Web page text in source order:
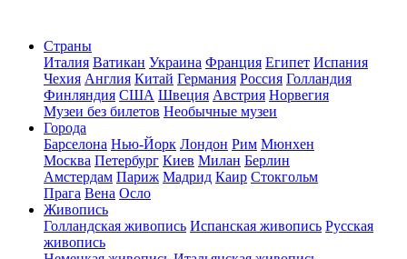
Страны
Италия Ватикан Украина Франция Египет Испания
Чехия Англия Китай Германия Россия Голландия
Финляндия США Швеция Австрия Норвегия
Музеи без билетов Необычные музеи
Города
Барселона Нью-Йорк Лондон Рим Мюнхен
Москва Петербург Киев Милан Берлин
Амстердам Париж Мадрид Каир Стокгольм
Прага Вена Осло
Живопись
Голландская живопись Испанская живопись Русская
живопись